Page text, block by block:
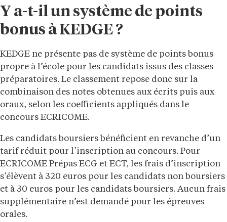
Y a-t-il un système de points
bonus à KEDGE ?
KEDGE ne présente pas de système de points bonus
propre à l’école pour les candidats issus des classes
préparatoires. Le classement repose donc sur la
combinaison des notes obtenues aux écrits puis aux
oraux, selon les coefficients appliqués dans le
concours ECRICOME.
Les candidats boursiers bénéficient en revanche d’un
tarif réduit pour l’inscription au concours. Pour
ECRICOME Prépas ECG et ECT, les frais d’inscription
s’élèvent à 320 euros pour les candidats non boursiers
et à 30 euros pour les candidats boursiers. Aucun frais
supplémentaire n’est demandé pour les épreuves
orales.